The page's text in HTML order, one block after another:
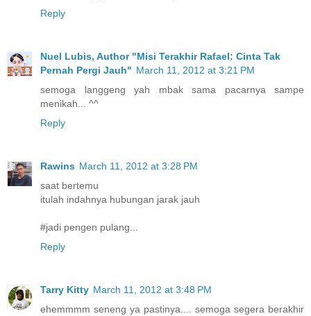
Reply
Nuel Lubis, Author "Misi Terakhir Rafael: Cinta Tak
Pernah Pergi Jauh" March 11, 2012 at 3:21 PM
semoga langgeng yah mbak sama pacarnya sampe
menikah... ^^
Reply
Rawins March 11, 2012 at 3:28 PM
saat bertemu
itulah indahnya hubungan jarak jauh
#jadi pengen pulang...
Reply
Tarry Kitty March 11, 2012 at 3:48 PM
ehemmmm seneng ya pastinya.... semoga segera berakhir